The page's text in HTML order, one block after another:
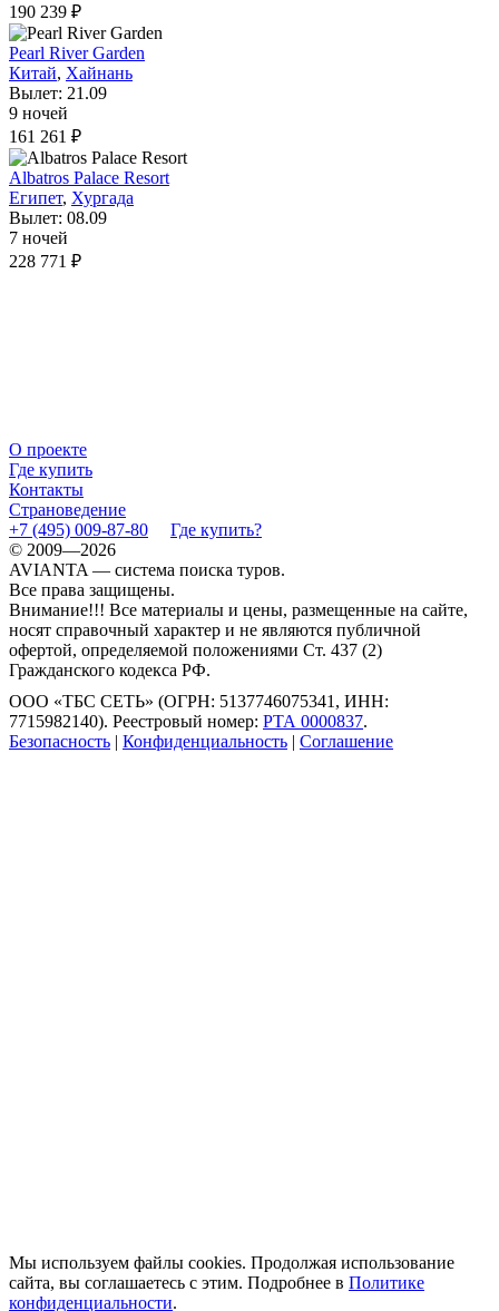
190 239 ₽
Pearl River Garden
Китай, Хайнань
Вылет: 21.09
9 ночей
161 261 ₽
Albatros Palace Resort
Египет, Хургада
Вылет: 08.09
7 ночей
228 771 ₽
О проекте
Где купить
Контакты
Страноведение
+7 (495) 009-87-80
Где купить?
© 2009—2026
AVIANTA — система поиска туров.
Все права защищены.
Внимание!!! Все материалы и цены, размещенные на сайте,
носят справочный характер и не являются публичной
офертой, определяемой положениями Ст. 437 (2)
Гражданского кодекса РФ.
ООО «ТБС СЕТЬ» (ОГРН: 5137746075341, ИНН:
7715982140). Реестровый номер: РТА 0000837.
Безопасность | Конфиденциальность | Соглашение
Мы используем файлы cookies. Продолжая использование
сайта, вы соглашаетесь с этим. Подробнее в Политике
конфиденциальности.